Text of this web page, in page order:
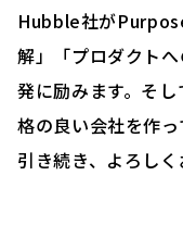
Hubble社が
解」「プロダクト
発に励みます。そ
格の良い会社を作っ
引き続き、よろしく